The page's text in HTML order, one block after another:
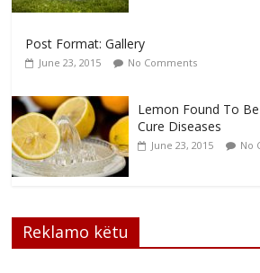
Post Format: Gallery
June 23, 2015 No Comments
Lemon Found To
Cure Diseases
June 23, 2015 No
Reklamo këtu